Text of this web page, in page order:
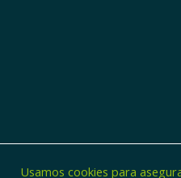
Usamos cookies para